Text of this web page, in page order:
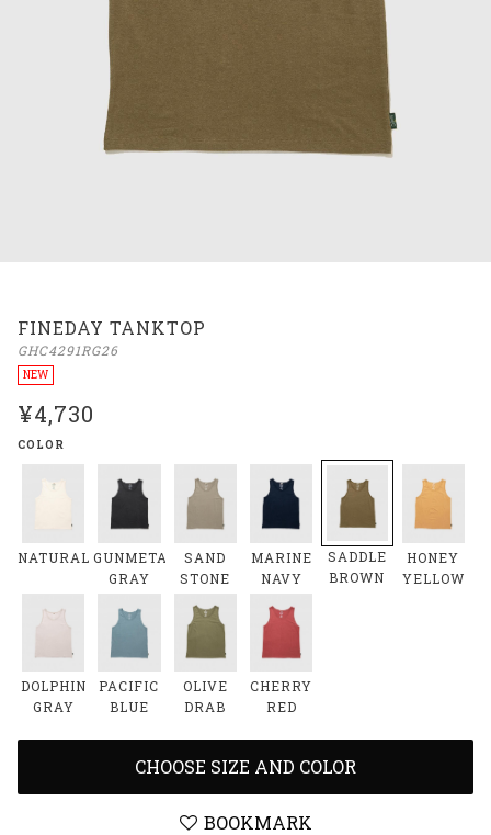
FINEDAY TANKTOP
GHC4291RG26
NEW
¥4,730
COLOR
NATURAL GUNMETAL
GRAY
SAND
STONE
MARINE
NAVY
SADDLE
BROWN
HONEY
YELLOW
DOLPHIN
GRAY
PACIFIC
BLUE
OLIVE
DRAB
CHERRY
RED
CHOOSE SIZE AND COLOR
BOOKMARK